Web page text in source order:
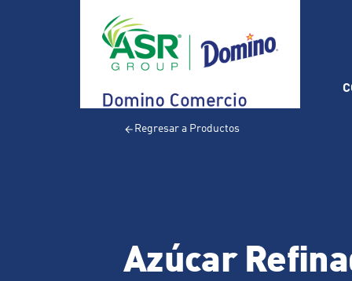
Regresar a Productos
Azúcar